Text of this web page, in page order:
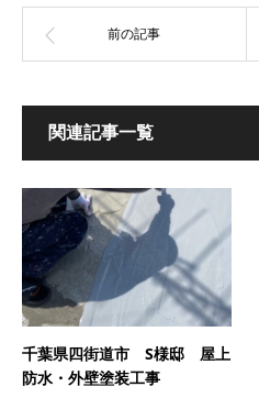
関連記事一覧
千葉県四街道市 S様邸 屋上
防水・外壁塗装工事